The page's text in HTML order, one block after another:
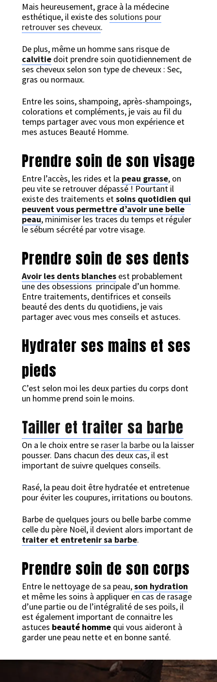
Mais heureusement, grace à la médecine
esthétique, il existe des solutions pour
retrouver ses cheveux.
De plus, même un homme sans risque de
calvitiedoit prendre soin quotidiennement de
ses cheveux selon son type de cheveux : Sec,
gras ou normaux.
Entre les soins, shampoing, après-shampoings,
colorations et compléments, je vais au fil du
temps partager avec vous mon expérience et
mes astuces Beauté Homme.
Prendre soin de son visage
Entre l’accès, les rides et la peau grasse, on
peu vite se retrouver dépassé ! Pourtant il
existe des traitements etsoins quotidien qui
peuvent vous permettre d’avoir une belle
peau, minimiser les traces du temps et réguler
le sébum sécrété par votre visage.
Prendre soin de ses dents
Avoir les dents blanchesest probablement
une des obsessions principale d’un homme.
Entre traitements, dentifrices et conseils
beauté des dents du quotidiens, je vais
partager avec vous mes conseils et astuces.
Hydrater ses mains et ses
pieds
C’est selon moi les deux parties du corps dont
un homme prend soin le moins.
Tailler et traiter sa barbe
On a le choix entre se raser la barbeou la laisser
pousser. Dans chacun des deux cas, il est
important de suivre quelques conseils.
Rasé, la peau doit être hydratée et entretenue
pour éviter les coupures, irritations ou boutons.
Barbe de quelques jours ou belle barbe comme
celle du père Noël, il devient alors important de
traiter et entretenir sa barbe.
Prendre soin de son corps
Entre le nettoyage de sa peau,son hydration
et même les soins à appliquer en cas de rasage
d’une partie ou de l’intégralité de ses poils, il
est également important de connaitre les
astuces beauté homme qui vous aideront à
garder une peau nette et en bonne santé.